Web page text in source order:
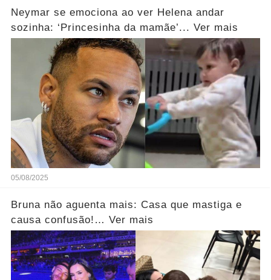
Neymar se emociona ao ver Helena andar
sozinha: ‘Princesinha da mamãe’... Ver mais
05/08/2025
Bruna não aguenta mais: Casa que mastiga e
causa confusão!… Ver mais